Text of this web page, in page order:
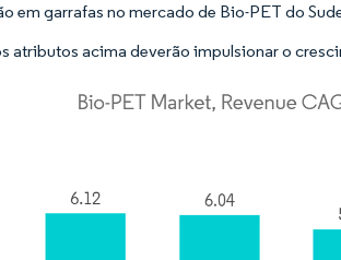
em garrafas no mercado de Bio-PET do
atributos acima deverão impulsionar o